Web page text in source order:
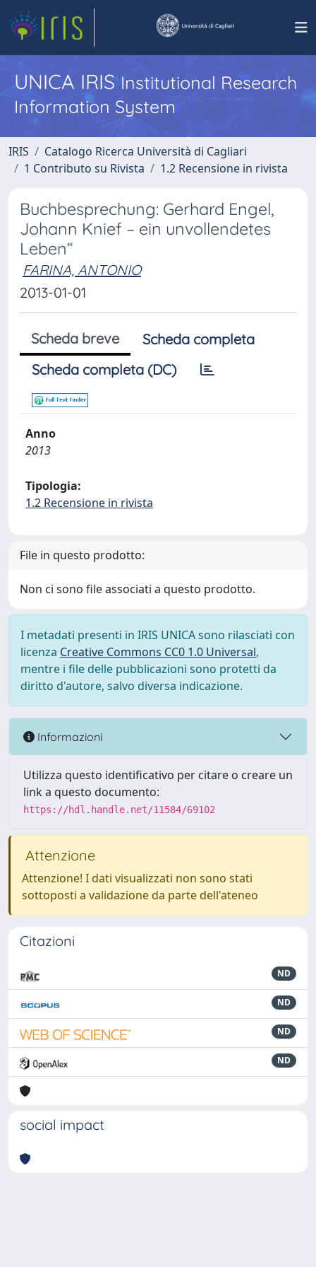
UNICA IRISInstitutional Research
Information System
IRIS
Catalogo Ricerca Università di Cagliari
1 Contributo su Rivista
1.2 Recensione in rivista
Buchbesprechung: Gerhard Engel,
Johann Knief – ein unvollendetes
Leben“
FARINA, ANTONIO
2013-01-01
Scheda breve
Scheda completa
Scheda completa (DC)
Anno
2013
Tipologia:
1.2 Recensione in rivista
File in questo prodotto:
Non ci sono file associati a questo prodotto.
I metadati presenti in IRIS UNICA sono rilasciati con
licenza Creative Commons CC0 1.0 Universal,
mentre i file delle pubblicazioni sono protetti da
diritto d'autore, salvo diversa indicazione.
Informazioni
Utilizza questo identificativo per citare o creare un
link a questo documento:
https://hdl.handle.net/11584/69102
Attenzione
Attenzione! I dati visualizzati non sono stati
sottoposti a validazione da parte dell'ateneo
Citazioni
ND
ND
ND
ND
social impact